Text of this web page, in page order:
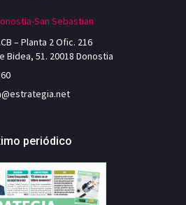
San Sebastian
– Planta 2 Ofic. 216
Bidea, 51. 20018 Donostia
periódico